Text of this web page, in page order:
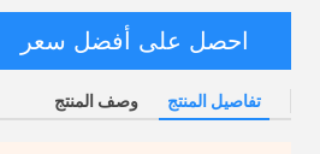
احصل على أفضل سعر
تفاصيل المنتج وصف المنتج